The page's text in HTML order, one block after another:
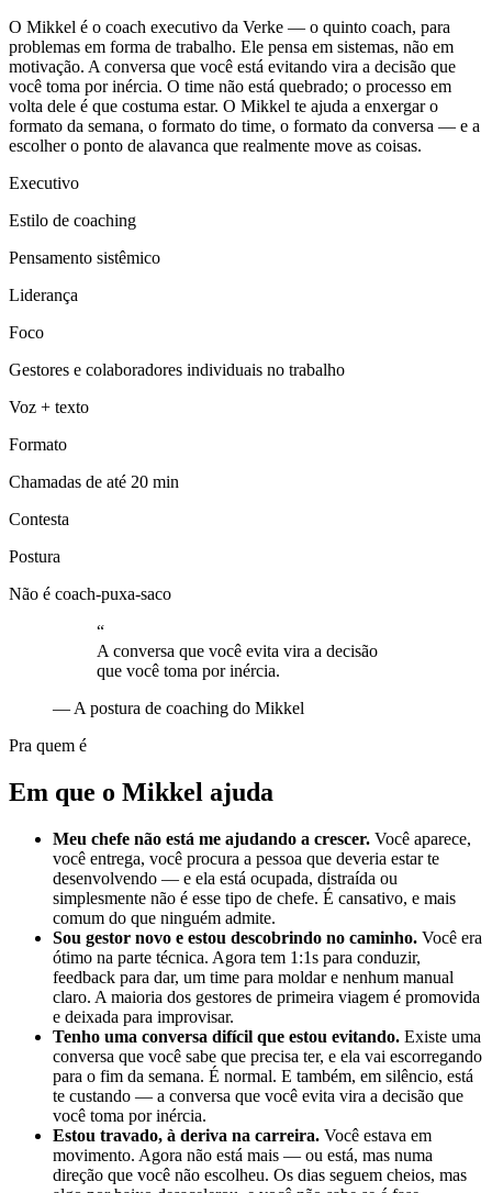
O Mikkel é o coach executivo da Verke — o quinto coach, para
problemas em forma de trabalho. Ele pensa em sistemas, não em
motivação. A conversa que você está evitando vira a decisão que
você toma por inércia. O time não está quebrado; o processo em
volta dele é que costuma estar. O Mikkel te ajuda a enxergar o
formato da semana, o formato do time, o formato da conversa — e a
escolher o ponto de alavanca que realmente move as coisas.
Executivo
Estilo de coaching
Pensamento sistêmico
Liderança
Foco
Gestores e colaboradores individuais no trabalho
Voz + texto
Formato
Chamadas de até 20 min
Contesta
Postura
Não é coach-puxa-saco
“
A conversa que você evita vira a decisão
que você toma por inércia.
— A postura de coaching do Mikkel
Pra quem é
Em que o Mikkel ajuda
Meu chefe não está me ajudando a crescer. Você aparece,
você entrega, você procura a pessoa que deveria estar te
desenvolvendo — e ela está ocupada, distraída ou
simplesmente não é esse tipo de chefe. É cansativo, e mais
comum do que ninguém admite.
Sou gestor novo e estou descobrindo no caminho. Você era
ótimo na parte técnica. Agora tem 1:1s para conduzir,
feedback para dar, um time para moldar e nenhum manual
claro. A maioria dos gestores de primeira viagem é promovida
e deixada para improvisar.
Tenho uma conversa difícil que estou evitando. Existe uma
conversa que você sabe que precisa ter, e ela vai escorregando
para o fim da semana. É normal. E também, em silêncio, está
te custando — a conversa que você evita vira a decisão que
você toma por inércia.
Estou travado, à deriva na carreira. Você estava em
movimento. Agora não está mais — ou está, mas numa
direção que você não escolheu. Os dias seguem cheios, mas